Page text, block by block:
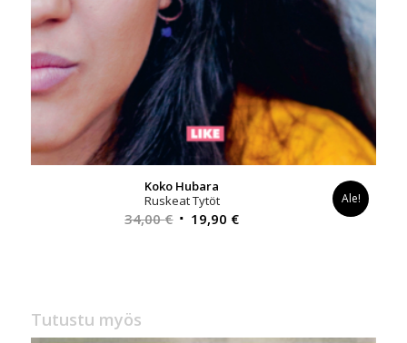
Koko Hubara
Ruskeat Tytöt
34,00€ Alkuperäinen
19,90 €Nykyinen
Ale!
Tutustu myös